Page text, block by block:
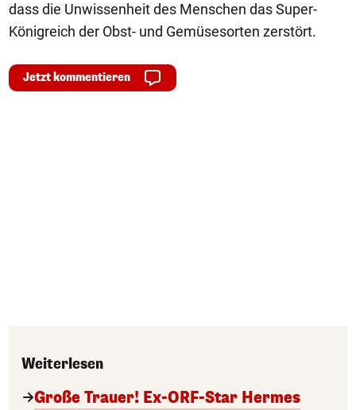
dass die Unwissenheit des Menschen das Super-
Königreich der Obst- und Gemüsesorten zerstört.
Jetzt kommentieren
Weiterlesen
Große Trauer! Ex-ORF-Star Hermes